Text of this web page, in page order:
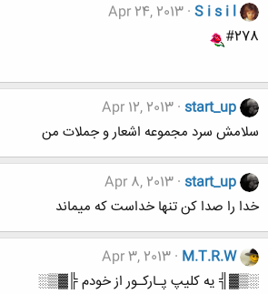
S i s i l
Apr 24, 2013
#278
start_up
Apr 12, 2013
سلامش سرد مجموعه اشعار و جملات من
start_up
Apr 8, 2013
خدا را صدا کن تنها خداست که میماند
M.T.R.W
Apr 3, 2013
░▒▓╣ یه کلیپ پـارکـور از خودم ╠▓▒░